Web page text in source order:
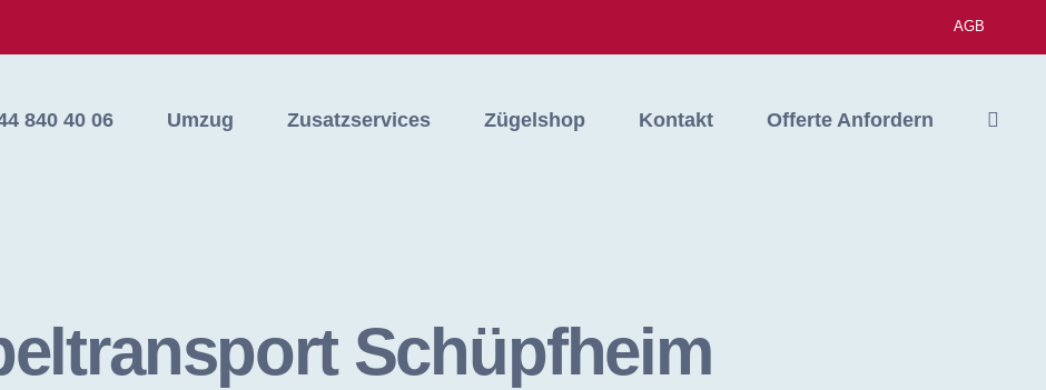
AGB
840 40 06 Umzug Zusatzservices Zügelshop Kontakt Offerte Anfordern
Schüpfheim